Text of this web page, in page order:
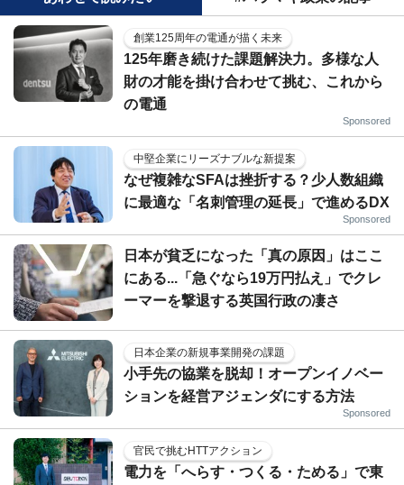
創業125周年の電通が描く未来
125年磨き続けた課題解決力。多様な人
財の才能を掛け合わせて挑む、これから
の電通
Sponsored
中堅企業にリーズナブルな新提案
なぜ複雑なSFAは挫折する？少人数組織
に最適な「名刺管理の延長」で進めるDX
Sponsored
日本が貧乏になった「真の原因」はここ
にある...「急ぐなら19万円払え」でクレ
ーマーを撃退する英国行政の凄さ
日本企業の新規事業開発の課題
小手先の協業を脱却！オープンイノベー
ションを経営アジェンダにする方法
Sponsored
官民で挑むHTTアクション
電力を「へらす・つくる・ためる」で東